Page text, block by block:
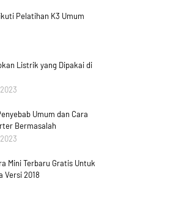
Pelatihan K3 Umum
Listrik yang Dipakai di
Umum dan Cara
Bermasalah
Mini Terbaru Gratis Untuk
Versi 2018